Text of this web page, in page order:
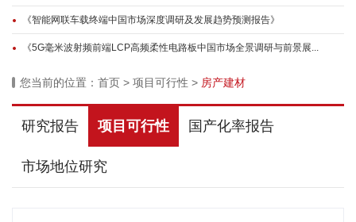
《智能网联车载终端中国市场深度调研及发展趋势预测报告》
《5G毫米波射频前端LCP高频柔性电路板中国市场全景调研与前景展...
您当前的位置： 首页 > 项目可行性 > 房产建材
研究报告 项目可行性 国产化率报告
市场地位研究